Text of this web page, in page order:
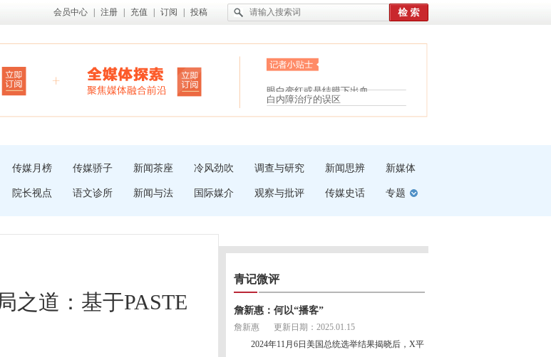
会员中心 注册 充值 订阅 投稿
眼白变红或是结膜下出血
“枝桠”“树桠”宜写成“枝...
夏天缓解疲劳有三招
护腰，摆脱六大坏习惯
受伤了冰敷还是热敷
白内障治疗的误区
传媒月榜 传媒骄子 新闻茶座 冷风劲吹 调查与研究 新闻思辨 新媒体
院长视点 语文诊所 新闻与法 国际媒介 观察与批评 传媒史话 专题
之道：基于PASTE
青记微评
詹新惠：何以“播客”
詹新惠
更新日期：2025.01.15
2024年11月6日美国总统选举结果揭晓后，X平